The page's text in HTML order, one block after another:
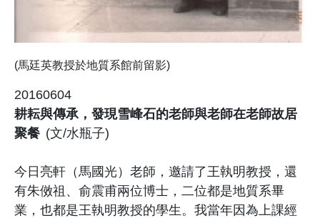
(馬廷英教授於地質系館前留影)
20160604
耕耘與傳承，發現雪峰石的老師與老師在老師故居
聚餐 (文/水瓶子)
今日亮軒（馬國光）老師，邀請了王執明教授，還
有朱傚祖、俞震甫兩位博士，二位都是地質系畢
業，也都是王執明教授的學生。我當年因為上課經